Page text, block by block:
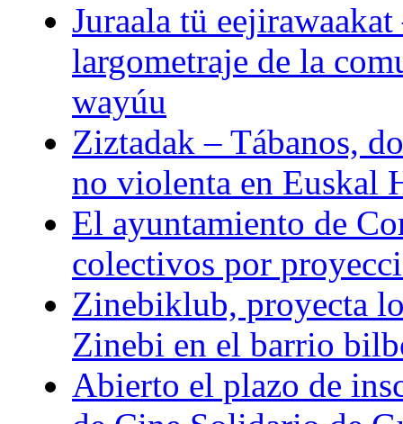
Juraala tü
largometraje de la
wayúu
Ziztadak – Tábanos,
no violenta en Euskal
El ayuntamiento de
colectivos por
Zinebiklub, proyecta
Zinebi en el barrio
Abierto el plazo de